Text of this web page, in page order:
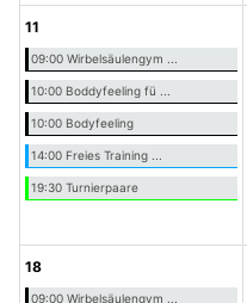
11
09:00 Wirbelsäulengym ...
10:00 Boddyfeeling fü ...
10:00 Bodyfeeling
14:00 Freies Training ...
19:30 Turnierpaare
18
09:00 Wirbelsäulengym ...